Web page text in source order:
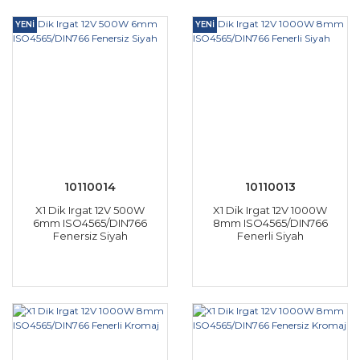
YENİ
10110014
X1 Dik Irgat 12V 500W
6mm ISO4565/DIN766
Fenersiz Siyah
YENİ
10110013
X1 Dik Irgat 12V 1000W
8mm ISO4565/DIN766
Fenerli Siyah